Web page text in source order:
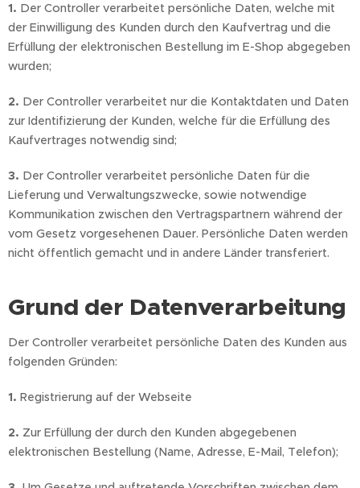
1. Der Controller verarbeitet persönliche Daten, welche mit
der Einwilligung des Kunden durch den Kaufvertrag und die
Erfüllung der elektronischen Bestellung im E-Shop abgegeben
wurden;
2. Der Controller verarbeitet nur die Kontaktdaten und Daten
zur Identifizierung der Kunden, welche für die Erfüllung des
Kaufvertrages notwendig sind;
3. Der Controller verarbeitet persönliche Daten für die
Lieferung und Verwaltungszwecke, sowie notwendige
Kommunikation zwischen den Vertragspartnern während der
vom Gesetz vorgesehenen Dauer. Persönliche Daten werden
nicht öffentlich gemacht und in andere Länder transferiert.
Grund der Datenverarbeitung
Der Controller verarbeitet persönliche Daten des Kunden aus
folgenden Gründen:
1. Registrierung auf der Webseite
2. Zur Erfüllung der durch den Kunden abgegebenen
elektronischen Bestellung (Name, Adresse, E-Mail, Telefon);